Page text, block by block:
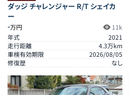
ダッジ チャレンジャー R/T シェイカ
ー
-万円
11k
年式
2021
走行距離
4.3万km
車検有効期限
2026/08/05
修復歴
なし